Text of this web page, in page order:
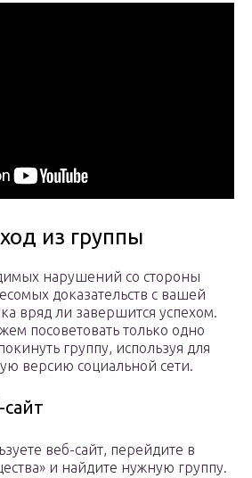
из группы
нарушений со стороны
доказательств с вашей
вряд ли завершится успехом.
посоветовать только одно
группу, используя для
версию социальной сети.
веб-сайт, перейдите в
и найдите нужную группу.